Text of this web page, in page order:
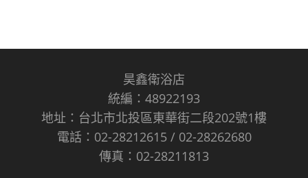
昊鑫衛浴店
統編：48922193
地址：台北市北投區東華街二段202號1樓
電話：02-28212615 / 02-28262680
傳真：02-28211813